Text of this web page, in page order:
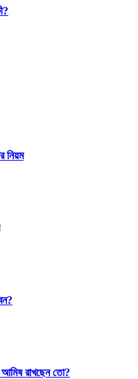
নিয়ম
আমিষ রাখছেন তো?